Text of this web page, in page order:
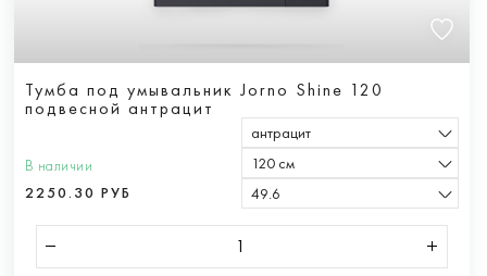
Тумба под умывальник Jorno Shine 120
подвесной антрацит
В наличии
2250.30 РУБ
антрацит
120 см
49.6